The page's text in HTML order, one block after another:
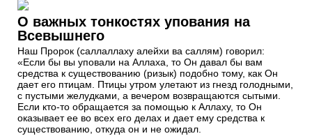
О важных тонкостях упования на
Всевышнего
Наш Пророк (саллаллаху алейхи ва саллям) говорил:
«Если бы вы уповали на Аллаха, то Он давал бы вам
средства к существованию (ризык) подобно тому, как Он
дает его птицам. Птицы утром улетают из гнезд голодными,
с пустыми желудками, а вечером возвращаются сытыми.
Если кто-то обращается за помощью к Аллаху, то Он
оказывает ее во всех его делах и дает ему средства к
существованию, откуда он и не ожидал.